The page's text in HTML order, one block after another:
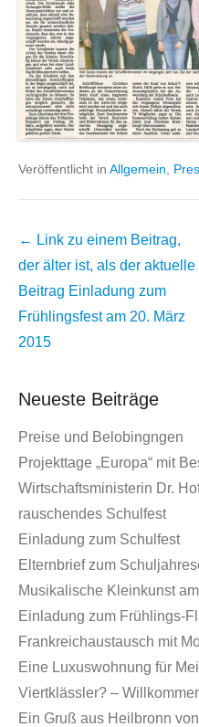
Veröffentlicht in Allgemein
Beitrags
Übersicht
← Link zu einem Beitrag,
der älter ist, als der aktuelle
Beitrag Einladung zum
Frühlingsfest am 20. März
2015
Neueste Beiträge
Preise und Belobingngen
Projekttage „Europa“ mit
Wirtschaftsministerin Dr.
rauschendes Schulfest
Einladung zum Schulfest
Elternbrief zum
Musikalische Kleinkunst
Einladung zum Frühlings-
Frankreichaustausch mit
Eine Luxuswohnung für
Viertklässler? –
Ein Gruß aus Heilbronn